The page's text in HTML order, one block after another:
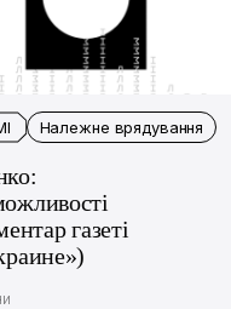
Належне врядування
газеті